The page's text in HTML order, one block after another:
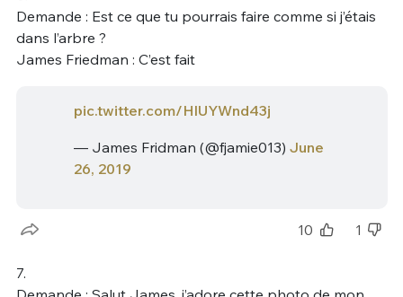
Demande : Est ce que tu pourrais faire comme si j’étais
dans l’arbre ?
James Friedman : C’est fait
pic.twitter.com/HlUYWnd43j
— James Fridman (@fjamie013) June
26, 2019
10 1
7.